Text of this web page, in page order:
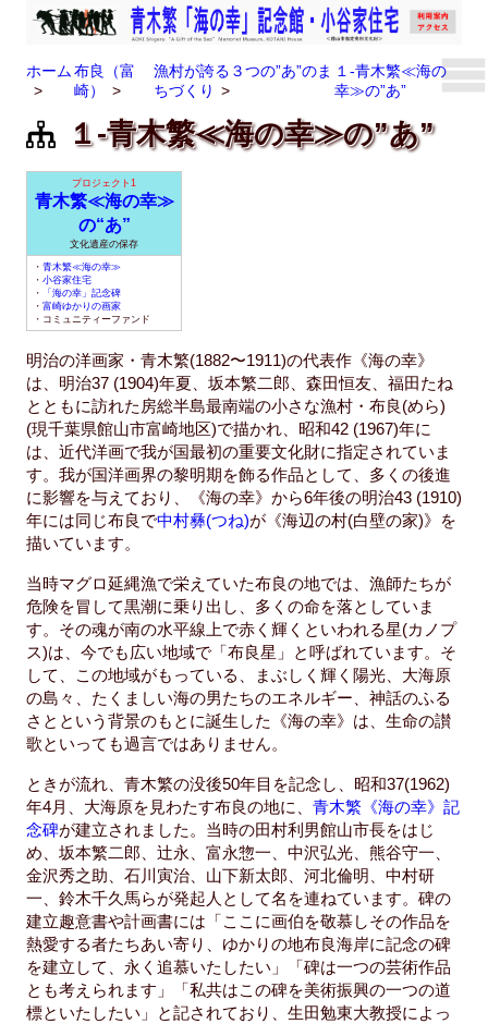
ホーム 布良（富
崎）
漁村が誇る３つの”あ”のま
ちづくり
１-青木繁≪海の
幸≫の”あ”
１-青木繁≪海の幸≫の”あ”
プロジェクト1
青木繁≪海の幸≫
の“あ”
文化遺産の保存
・ 青木繁≪海の幸≫
・ 小谷家住宅
・
「海の幸」記念碑
・ 富崎ゆかりの画家
・コミュニティーファンド
明治の洋画家・青木繁(1882〜1911)の代表作《海の幸》
は、明治37 (1904)年夏、坂本繁二郎、森田恒友、福田たね
とともに訪れた房総半島最南端の小さな漁村・布良(めら)
(現千葉県館山市富崎地区)で描かれ、昭和42 (1967)年に
は、近代洋画で我が国最初の重要文化財に指定されていま
す。我が国洋画界の黎明期を飾る作品として、多くの後進
に影響を与えており、《海の幸》から6年後の明治43 (1910)
年には同じ布良で中村彝(つね)が《海辺の村(白壁の家)》を
描いています。
当時マグロ延縄漁で栄えていた布良の地では、漁師たちが
危険を冒して黒潮に乗り出し、多くの命を落としていま
す。その魂が南の水平線上で赤く輝くといわれる星(カノプ
ス)は、今でも広い地域で「布良星」と呼ばれています。そ
して、この地域がもっている、まぶしく輝く陽光、大海原
の島々、たくましい海の男たちのエネルギー、神話のふる
さとという背景のもとに誕生した《海の幸》は、生命の讃
歌といっても過言ではありません。
ときが流れ、青木繁の没後50年目を記念し、昭和37(1962)
年4月、大海原を見わたす布良の地に、 青木繁《海の幸》記
念碑が建立されました。当時の田村利男館山市長をはじ
め、坂本繁二郎、辻永、富永惣一、中沢弘光、熊谷守一、
金沢秀之助、石川寅治、山下新太郎、河北倫明、中村研
一、鈴木千久馬らが発起人として名を連ねています。碑の
建立趣意書や計画書には「ここに画伯を敬慕しその作品を
熱愛する者たちあい寄り、ゆかりの地布良海岸に記念の碑
を建立して、永く追慕いたしたい」「碑は一つの芸術作品
とも考えられます」「私共はこの碑を美術振興の一つの道
標といたしたい」と記されており、生田勉東大教授によっ